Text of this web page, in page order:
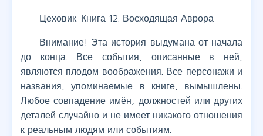
Цеховик. Книга 12. Восходящая Аврора
Внимание! Эта история выдумана от начала
до конца. Все события, описанные в ней,
являются плодом воображения. Все персонажи и
названия, упоминаемые в книге, вымышлены.
Любое совпадение имён, должностей или других
деталей случайно и не имеет никакого отношения
к реальным людям или событиям.